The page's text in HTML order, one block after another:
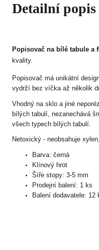
Detailní
Popisovač na bílé tabule a
kvality.
Popisovač má unikátní
vydrží bez víčka až několik
Vhodný na sklo a jiné
bílých tabulí, nezanechává
všech typech bílých tabulí.
Netoxický - neobsahuje
Barva: černá
Klínový hrot
Šíře stopy: 3-5 mm
Prodejní balení: 1 ks
Balení dodavatele: 12